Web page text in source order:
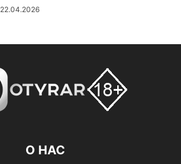
22.04.2026
О НАС